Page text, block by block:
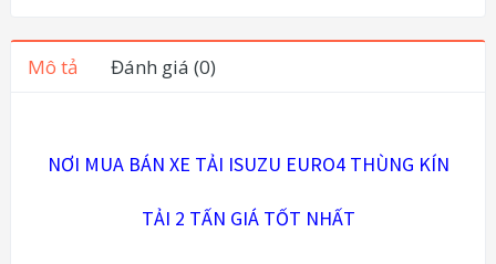
Mô tả Đánh giá (0)
NƠI MUA BÁN XE TẢI ISUZU EURO4 THÙNG KÍN
TẢI 2 TẤN GIÁ TỐT NHẤT